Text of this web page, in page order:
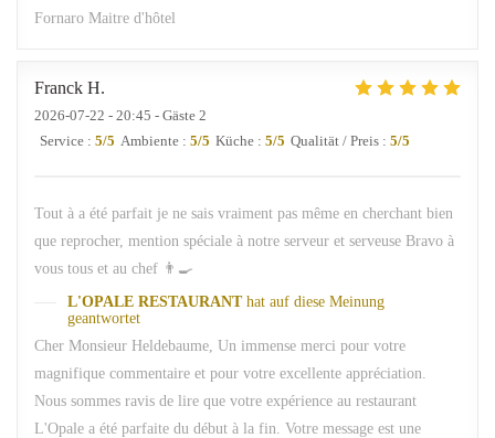
Fornaro Maitre d'hôtel
Franck H
2026-07-22 - 20:45 - Gäste 2
Service : 5/5 Ambiente : 5/5 Küche : 5/5 Qualität / Preis : 5/5
Tout à a été parfait je ne sais vraiment pas même en cherchant bien
que reprocher, mention spéciale à notre serveur et serveuse Bravo à
vous tous et au chef 👨‍🍳
L'OPALE RESTAURANT hat auf diese Meinung
geantwortet
Cher Monsieur Heldebaume, Un immense merci pour votre
magnifique commentaire et pour votre excellente appréciation.
Nous sommes ravis de lire que votre expérience au restaurant
L'Opale a été parfaite du début à la fin. Votre message est une